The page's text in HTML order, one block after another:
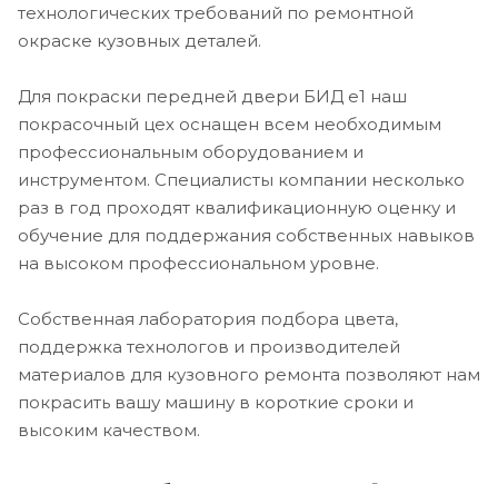
технологических требований по ремонтной
окраске кузовных деталей.
Для покраски передней двери БИД е1 наш
покрасочный цех оснащен всем необходимым
профессиональным оборудованием и
инструментом. Специалисты компании несколько
раз в год проходят квалификационную оценку и
обучение для поддержания собственных навыков
на высоком профессиональном уровне.
Собственная лаборатория подбора цвета,
поддержка технологов и производителей
материалов для кузовного ремонта позволяют нам
покрасить вашу машину в короткие сроки и
высоким качеством.